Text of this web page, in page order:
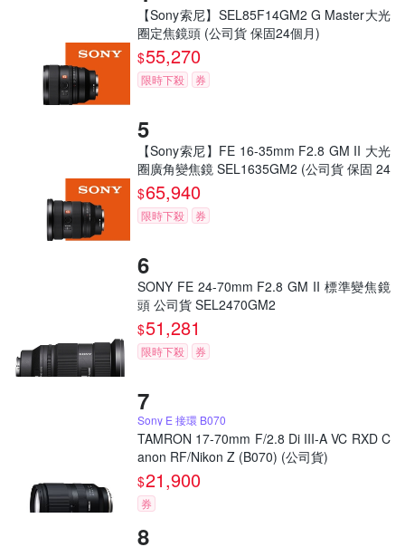
【Sony索尼】SEL85F14GM2 G Master大光
圈定焦鏡頭 (公司貨 保固24個月)
$55,270
限時下殺 券
【Sony索尼】FE 16-35mm F2.8 GM II 大光
圈廣角變焦鏡 SEL1635GM2 (公司貨 保固 24
個月)
$65,940
限時下殺 券
SONY FE 24-70mm F2.8 GM II 標準變焦鏡
頭 公司貨 SEL2470GM2
$51,281
限時下殺 券
Sony E 接環 B070
TAMRON 17-70mm F/2.8 Di III-A VC RXD C
anon RF/Nikon Z (B070) (公司貨)
$21,900
券